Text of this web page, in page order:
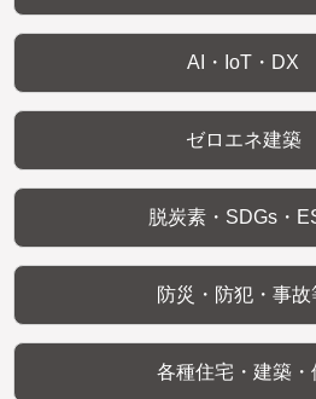
AI・IoT・DX
ゼロエネ建築
脱炭素・SDGs・
防災・防犯・事故
各種住宅・建築・